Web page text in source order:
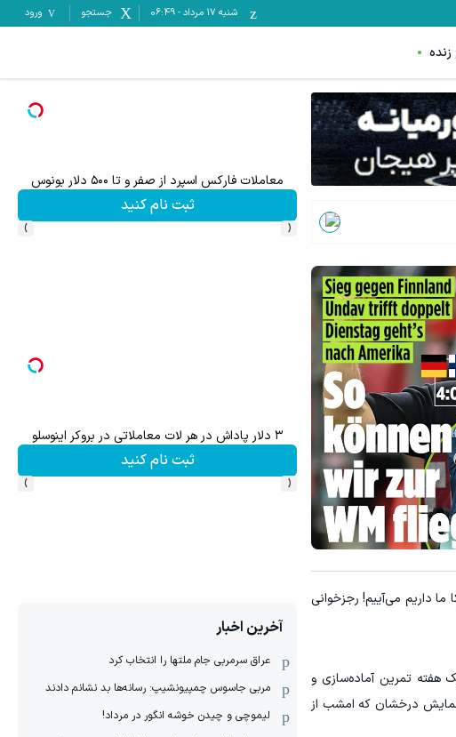
شنبه ۱۷ مرداد -
06:49 جستجو ورود
زنده
بود: آمریکا ما داریم می‌آییم! رجزخوانی
هفته تمرین آماده‌سازی و
نمایش درخشان که امشب از
بهتر از این مگه داریم؟ سرمایه گذاری روی سهام مرسدس
ثبت نام کنید
‹
›
رفتن ارزش سهام گوگل سود کسب کنی؟
نام کنید
ترید XAUUSD با اسپرد از صفر پیپ
ثبت نام کنید
‹
›
آخرین اخبار
عراق سرمربی جام ملتها را انتخاب کرد
مربی جاسوس چمپیونشیپ: رسانه‌ها بد نشانم دادند
لیموچی و چیدن خوشه انگور در مرداد!